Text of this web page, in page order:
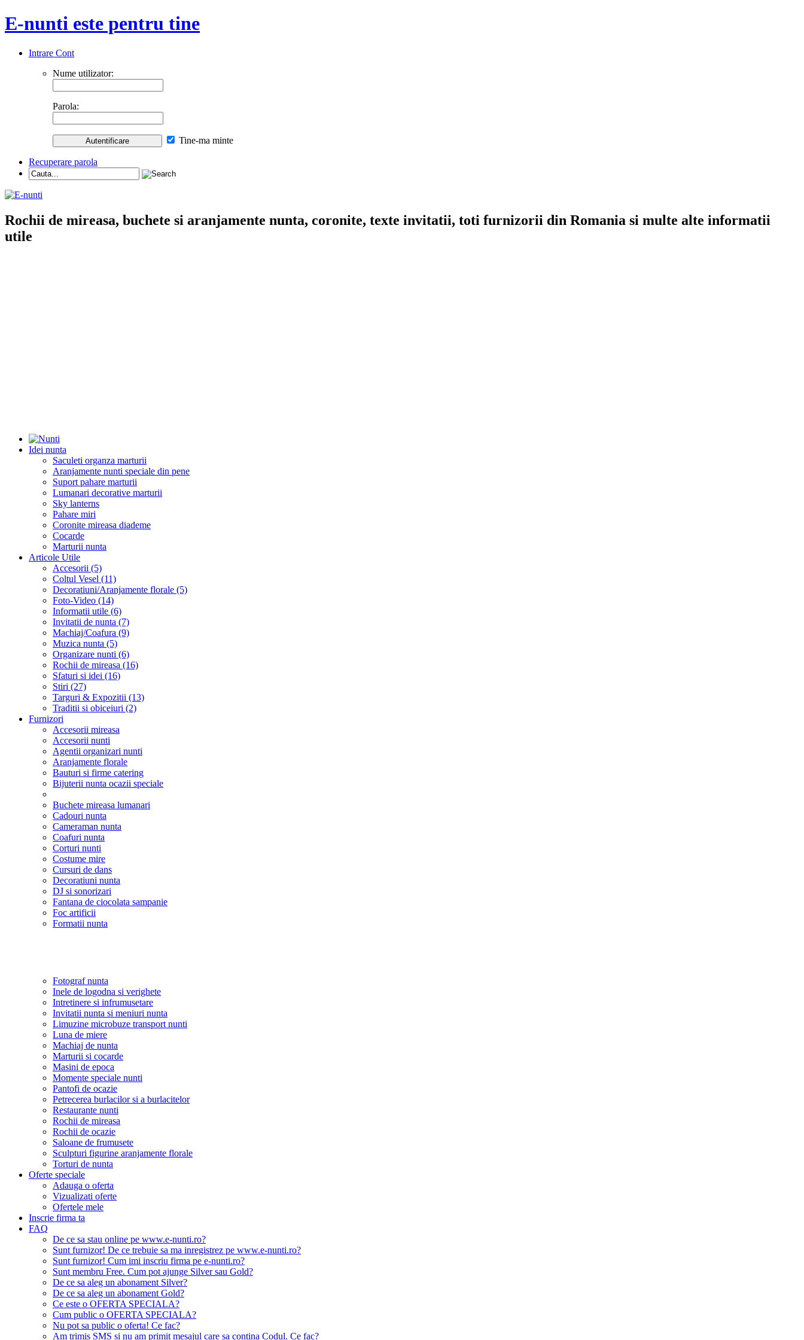
E-nunti este pentru tine
Intrare Cont
Nume utilizator:
Parola:
Tine-ma minte
Recuperare parola
Rochii de mireasa, buchete si aranjamente nunta, coronite, texte invitatii, toti furnizorii din Romania si multe alte informatii
utile
Idei nunta
Saculeti organza marturii
Aranjamente nunti speciale din pene
Suport pahare marturii
Lumanari decorative marturii
Sky lanterns
Pahare miri
Coronite mireasa diademe
Cocarde
Marturii nunta
Articole Utile
Accesorii (5)
Coltul Vesel (11)
Decoratiuni/Aranjamente florale (5)
Foto-Video (14)
Informatii utile (6)
Invitatii de nunta (7)
Machiaj/Coafura (9)
Muzica nunta (5)
Organizare nunti (6)
Rochii de mireasa (16)
Sfaturi si idei (16)
Stiri (27)
Targuri & Expozitii (13)
Traditii si obiceiuri (2)
Furnizori
Accesorii mireasa
Accesorii nunti
Agentii organizari nunti
Aranjamente florale
Bauturi si firme catering
Bijuterii nunta ocazii speciale
Buchete mireasa lumanari
Cadouri nunta
Cameraman nunta
Coafuri nunta
Corturi nunti
Costume mire
Cursuri de dans
Decoratiuni nunta
DJ si sonorizari
Fantana de ciocolata sampanie
Foc artificii
Formatii nunta
Fotograf nunta
Inele de logodna si verighete
Intretinere si infrumusetare
Invitatii nunta si meniuri nunta
Limuzine microbuze transport nunti
Luna de miere
Machiaj de nunta
Marturii si cocarde
Masini de epoca
Momente speciale nunti
Pantofi de ocazie
Petrecerea burlacilor si a burlacitelor
Restaurante nunti
Rochii de mireasa
Rochii de ocazie
Saloane de frumusete
Sculpturi figurine aranjamente florale
Torturi de nunta
Oferte speciale
Adauga o oferta
Vizualizati oferte
Ofertele mele
Inscrie firma ta
FAQ
De ce sa stau online pe www.e-nunti.ro?
Sunt furnizor! De ce trebuie sa ma inregistrez pe www.e-nunti.ro?
Sunt furnizor! Cum imi inscriu firma pe e-nunti.ro?
Sunt membru Free. Cum pot ajunge Silver sau Gold?
De ce sa aleg un abonament Silver?
De ce sa aleg un abonament Gold?
Ce este o OFERTA SPECIALA?
Cum public o OFERTA SPECIALA?
Nu pot sa public o oferta! Ce fac?
Am trimis SMS si nu am primit mesajul care sa contina Codul. Ce fac?